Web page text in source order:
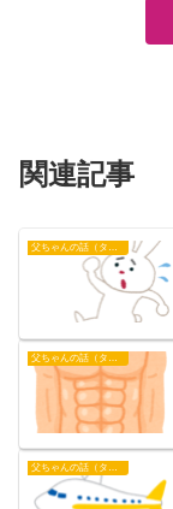
関連記事
父ちゃんの話（タイガース）
父ちゃんの話（タイガース）